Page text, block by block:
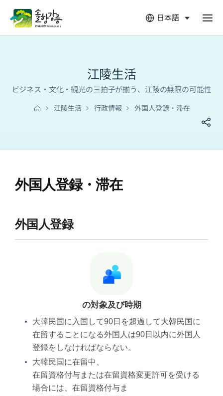
日本語
열
림
江陵生活
ビジネス・文化・観光の三拍子が揃う、江陵の無限の可能性
江陵生活 行政情報 外国人登録・滞在
外国人登録・滞在
外国人登録
の対象及び時期
大韓民国に入国して90日を超過して大韓民国に
在留することになる外国人は90日以内に外国人
登録をしなければならない。
大韓民国に在留中、
在留資格付与または在留資格変更許可を受ける
場合には、在留資格付与ま